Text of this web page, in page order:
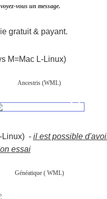
vous un message.
gratuit & payant.
M=Mac L-Linux)
Ancestris (WML)
Linux) - il est possible
essai
Généatique ( WML)